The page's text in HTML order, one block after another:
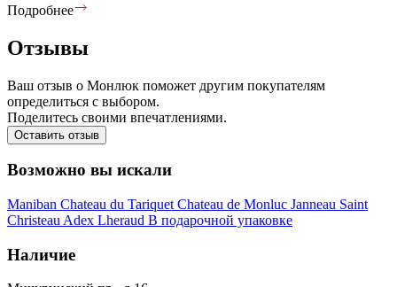
Подробнее
Отзывы
Ваш отзыв о Монлюк поможет другим покупателям
определиться с выбором.
Поделитесь своими впечатлениями.
Оставить отзыв
Возможно вы искали
Maniban Chateau du Tariquet Chateau de Monluc Janneau Saint
Christeau Adex Lheraud В подарочной упаковке
Наличие